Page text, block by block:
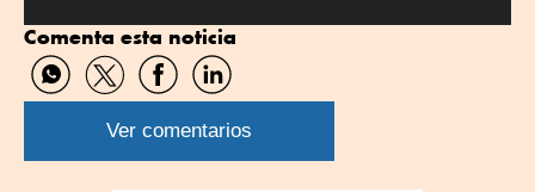
Comenta esta noticia
Compartir
por
WhatsApp
Compartir
por
Twitter
Compartir
por
Facebook
Compartir
por
Linkedin
Ver comentarios